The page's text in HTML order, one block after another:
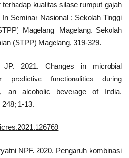
kualitas silase rumput gajah
Seminar Nasional : Sekolah Tinggi
Magelang. Magelang. Sekolah
(STPP) Magelang, 319-329.
2021. Changes in microbial
predictive functionalities during
an alcoholic beverage of India.
1-13.
NPF. 2020. Pengaruh kombinasi